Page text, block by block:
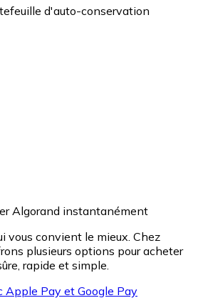
d'auto-conservation
Algorand instantanément
vous convient le mieux. Chez
plusieurs options pour acheter
rapide et simple.
Apple Pay et Google Pay